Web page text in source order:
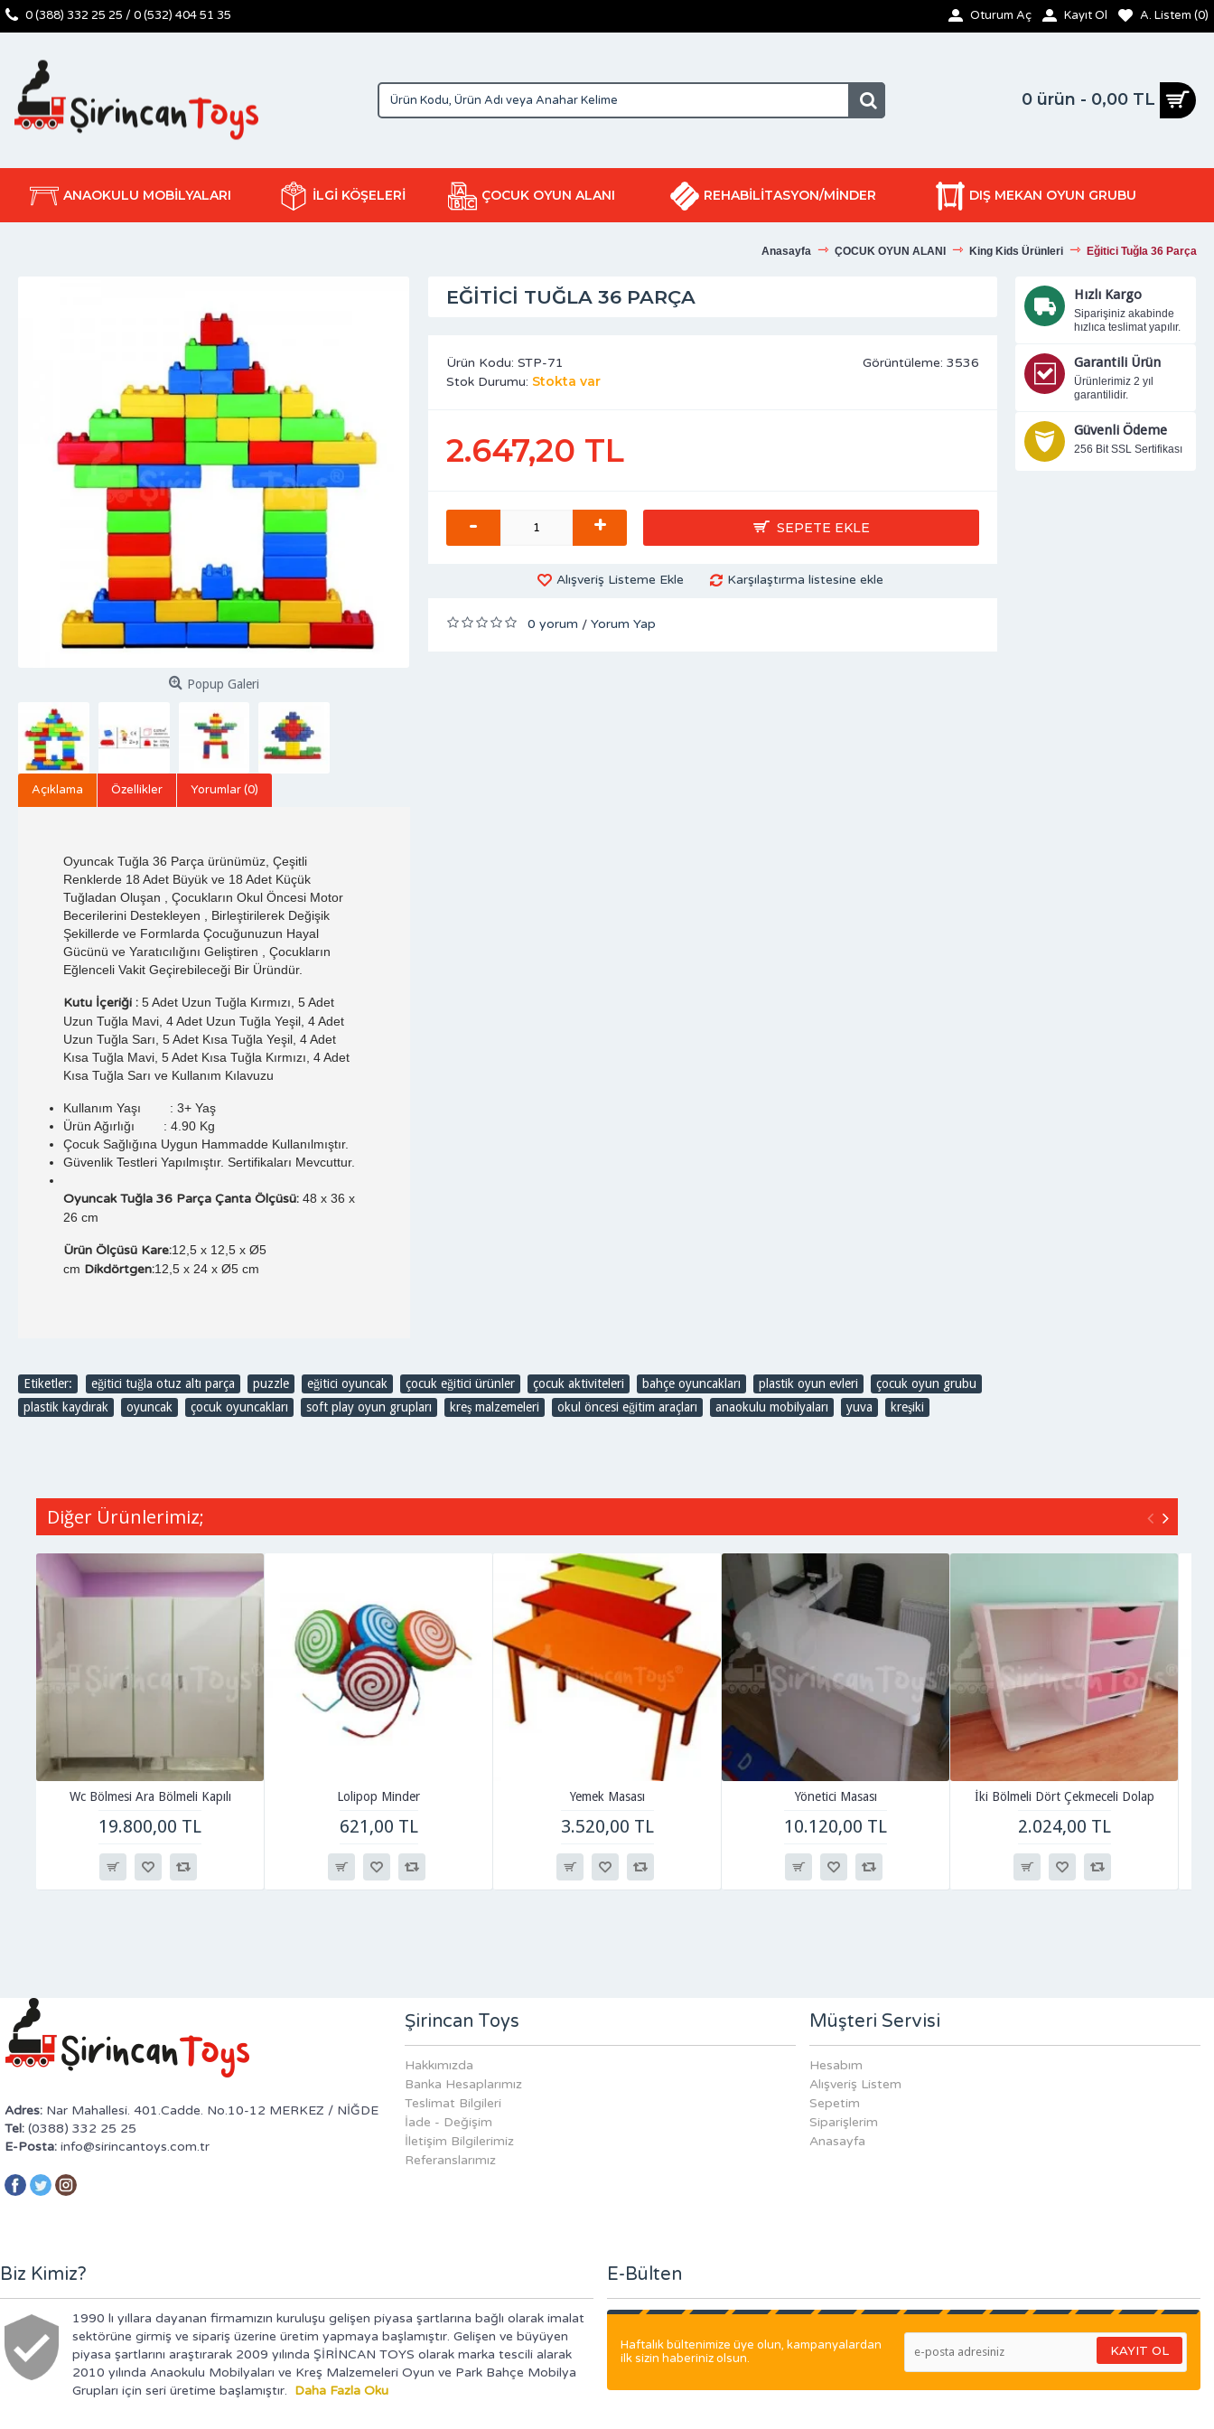
0 (388) 332 25 25 / 0 (532) 404 51 35 Oturum Aç Kayıt Ol A. Listem (0)
0 ürün - 0,00 TL
ANAOKULU MOBİLYALARI İLGİ KÖŞELERİ ÇOCUK OYUN ALANI REHABİLİTASYON/MİNDER DIŞ MEKAN OYUN GRUBU
Anasayfa ÇOCUK OYUN ALANI King Kids Ürünleri Eğitici Tuğla 36 Parça
Hızlı Kargo
Siparişiniz akabinde
hızlıca teslimat yapılır.
Garantili Ürün
Ürünlerimiz 2 yıl
garantilidir.
Güvenli Ödeme
256 Bit SSL Sertifikası
Popup Galeri
Açıklama Özellikler Yorumlar (0)
Oyuncak Tuğla 36 Parça ürünümüz, Çeşitli
Renklerde 18 Adet Büyük ve 18 Adet Küçük
Tuğladan Oluşan , Çocukların Okul Öncesi Motor
Becerilerini Destekleyen , Birleştirilerek Değişik
Şekillerde ve Formlarda Çocuğunuzun Hayal
Gücünü ve Yaratıcılığını Geliştiren , Çocukların
Eğlenceli Vakit Geçirebileceği Bir Üründür.
Kutu İçeriği : 5 Adet Uzun Tuğla Kırmızı, 5 Adet
Uzun Tuğla Mavi, 4 Adet Uzun Tuğla Yeşil, 4 Adet
Uzun Tuğla Sarı, 5 Adet Kısa Tuğla Yeşil, 4 Adet
Kısa Tuğla Mavi, 5 Adet Kısa Tuğla Kırmızı, 4 Adet
Kısa Tuğla Sarı ve Kullanım Kılavuzu
Kullanım Yaşı : 3+ Yaş
Ürün Ağırlığı : 4.90 Kg
Çocuk Sağlığına Uygun Hammadde Kullanılmıştır.
Güvenlik Testleri Yapılmıştır. Sertifikaları Mevcuttur.
Oyuncak Tuğla 36 Parça Çanta Ölçüsü: 48 x 36 x
26 cm
Ürün Ölçüsü Kare:12,5 x 12,5 x Ø5
cm Dikdörtgen:12,5 x 24 x Ø5 cm
EĞITICI TUĞLA 36 PARÇA
Görüntüleme: 3536
Ürün Kodu: STP-71
Stok Durumu: Stokta var
2.647,20 TL
- + SEPETE EKLE
Alışveriş Listeme Ekle Karşılaştırma listesine ekle
0 yorum / Yorum Yap
Etiketler: eğitici tuğla otuz altı parça puzzle eğitici oyuncak çocuk eğitici ürünler çocuk aktiviteleri bahçe oyuncakları plastik oyun evleri çocuk oyun grubu
plastik kaydırak
oyuncak çocuk oyuncakları soft play oyun grupları kreş malzemeleri okul öncesi eğitim araçları anaokulu mobilyaları yuva kreşiki
Diğer Ürünlerimiz;
Wc Bölmesi Ara Bölmeli Kapılı
19.800,00 TL
Lolipop Minder
621,00 TL
Yemek Masası
3.520,00 TL
Yönetici Masası
10.120,00 TL
İki Bölmeli Dört Çekmeceli Dolap
2.024,00 TL
Adres: Nar Mahallesi. 401.Cadde. No.10-12 MERKEZ / NİĞDE
Tel: (0388) 332 25 25
E-Posta: info@sirincantoys.com.tr
Şirincan Toys
Hakkımızda
Banka Hesaplarımız
Teslimat Bilgileri
İade - Değişim
İletişim Bilgilerimiz
Referanslarımız
Müşteri Servisi
Hesabım
Alışveriş Listem
Sepetim
Siparişlerim
Anasayfa
Biz Kimiz?
1990 lı yıllara dayanan firmamızın kuruluşu gelişen piyasa şartlarına bağlı olarak imalat
sektörüne girmiş ve sipariş üzerine üretim yapmaya başlamıştır. Gelişen ve büyüyen
piyasa şartlarını araştırarak 2009 yılında ŞİRİNCAN TOYS olarak marka tescili alarak
2010 yılında Anaokulu Mobilyaları ve Kreş Malzemeleri Oyun ve Park Bahçe Mobilya
Grupları için seri üretime başlamıştır. Daha Fazla Oku
E-Bülten
Haftalık bültenimize üye olun, kampanyalardan
ilk sizin haberiniz olsun.
KAYIT OL